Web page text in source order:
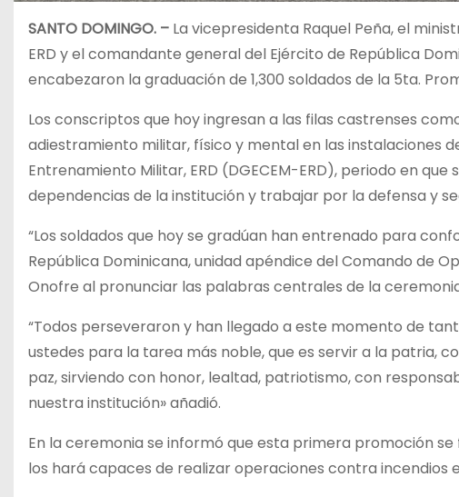
SANTO DOMINGO. – La vicepresidenta Raquel Peña, el
ERD y el comandante general del Ejército de República
encabezaron la graduación de 1,300 soldados de la 5ta.
Los conscriptos que hoy ingresan a las filas castrenses
adiestramiento militar, físico y mental en las instalaciones
Entrenamiento Militar, ERD (DGECEM-ERD), periodo en
dependencias de la institución y trabajar por la defensa y
“Los soldados que hoy se gradúan han entrenado para
República Dominicana, unidad apéndice del Comando de
Onofre al pronunciar las palabras centrales de la
“Todos perseveraron y han llegado a este momento de
ustedes para la tarea más noble, que es servir a la patria,
paz, sirviendo con honor, lealtad, patriotismo, con
nuestra institución» añadió.
En la ceremonia se informó que esta primera promoción
los hará capaces de realizar operaciones contra incendios